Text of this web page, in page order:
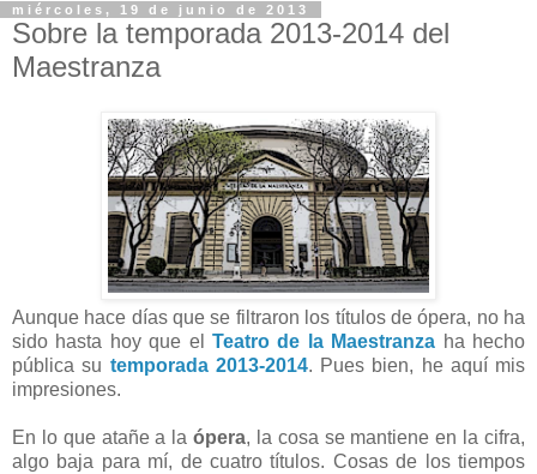
miércoles, 19 de junio de 2013
Sobre la temporada 2013-2014 del
Maestranza
Aunque hace días que se filtraron los títulos de ópera, no ha
sido hasta hoy que el Teatro de la Maestranza ha hecho
pública su temporada 2013-2014. Pues bien, he aquí mis
impresiones.
En lo que atañe a laópera, la cosa se mantiene en la cifra,
algo baja para mí, de cuatro títulos. Cosas de los tiempos